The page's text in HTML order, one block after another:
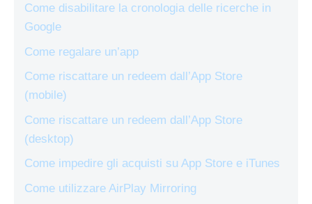
Come disabilitare la cronologia delle ricerche in
Google
Come regalare un’app
Come riscattare un redeem dall’App Store
(mobile)
Come riscattare un redeem dall’App Store
(desktop)
Come impedire gli acquisti su App Store e iTunes
Come utilizzare AirPlay Mirroring